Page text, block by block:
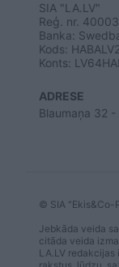
SIA "LA.LV"
Reģ. nr.
Banka:
Kods:
Konts:
ADRESE
Blaumaņa 32 -
© SIA "Ekis&Co-
Jebkāda veida
citāda veida
LA.LV